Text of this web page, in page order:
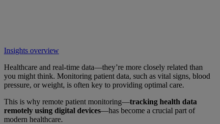
Insights overview
Healthcare and real-time data—they’re more closely related than
you might think. Monitoring patient data, such as vital signs, blood
pressure, or weight, is often key to providing optimal care.
This is why remote patient monitoring—tracking health data
remotely using digital devices—has become a crucial part of
modern healthcare.